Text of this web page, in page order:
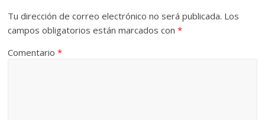
Tu dirección de correo electrónico no será publicada. Los
campos obligatorios están marcados con*
Comentario*